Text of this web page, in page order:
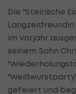
Die "Steirische
im Vorjahr
seinem Sohn
gefeiert und